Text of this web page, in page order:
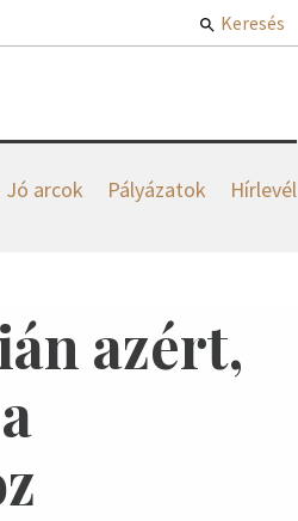
Keresés
Jó arcok Pályázatok Hírlevél
azért,